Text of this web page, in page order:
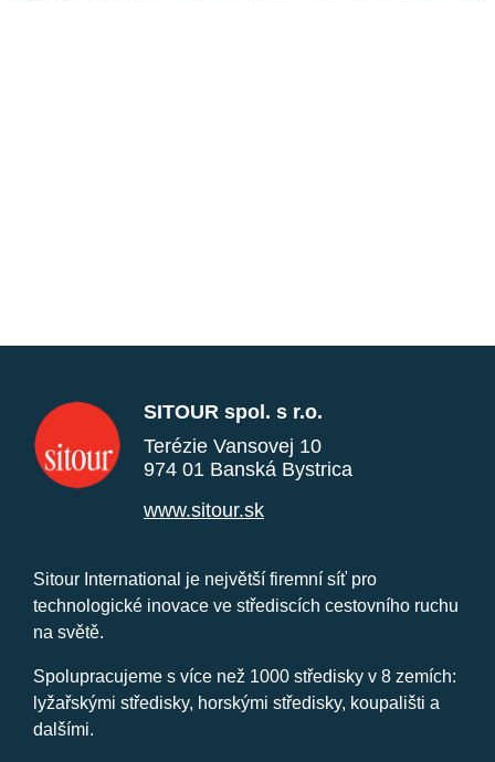
SITOUR spol. s r.o.
Terézie Vansovej 10
974 01 Banská Bystrica
www.sitour.sk
Sitour International je největší firemní síť pro
technologické inovace ve střediscích cestovního ruchu
na světě.
Spolupracujeme s více než 1000 středisky v 8 zemích:
lyžařskými středisky, horskými středisky, koupališti a
dalšími.